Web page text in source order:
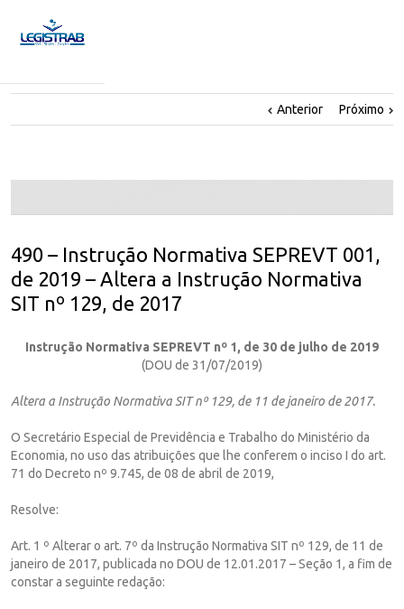
Anterior Próximo
490 – Instrução Normativa SEPREVT 001,
de 2019 – Altera a Instrução Normativa
SIT nº 129, de 2017
Instrução Normativa SEPREVT nº 1, de 30 de julho de 2019
(DOU de 31/07/2019)
Altera a Instrução Normativa SIT nº 129, de 11 de janeiro de 2017.
O Secretário Especial de Previdência e Trabalho do Ministério da
Economia, no uso das atribuições que lhe conferem o inciso I do art.
71 do Decreto nº 9.745, de 08 de abril de 2019,
Resolve:
Art. 1 º Alterar o art. 7º da Instrução Normativa SIT nº 129, de 11 de
janeiro de 2017, publicada no DOU de 12.01.2017 – Seção 1, a fim de
constar a seguinte redação: